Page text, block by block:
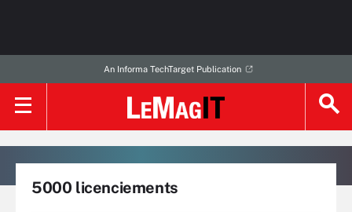
An Informa TechTarget Publication
5000 licenciements